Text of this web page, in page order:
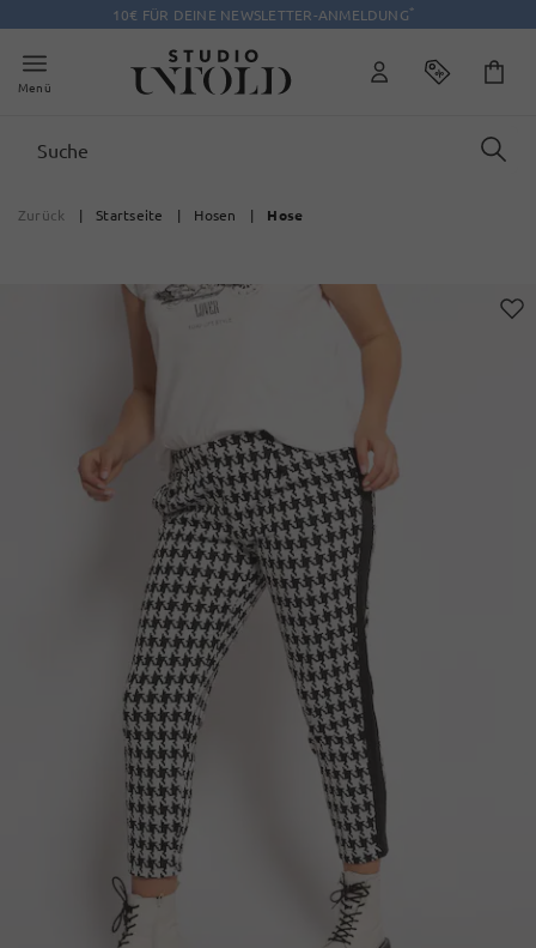
10€ FÜR DEINE NEWSLETTER-ANMELDUNG*
Menü
Zurück | Startseite | Hosen | Hose